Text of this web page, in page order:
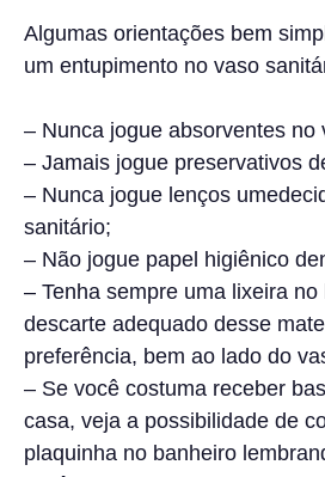
Algumas orientações bem
um entupimento no vaso
– Nunca jogue absorventes no
– Jamais jogue preservativos
– Nunca jogue lenços
sanitário;
– Não jogue papel higiênico
– Tenha sempre uma lixeira
descarte adequado desse
preferência, bem ao lado do
– Se você costuma receber
casa, veja a possibilidade de
plaquinha no banheiro